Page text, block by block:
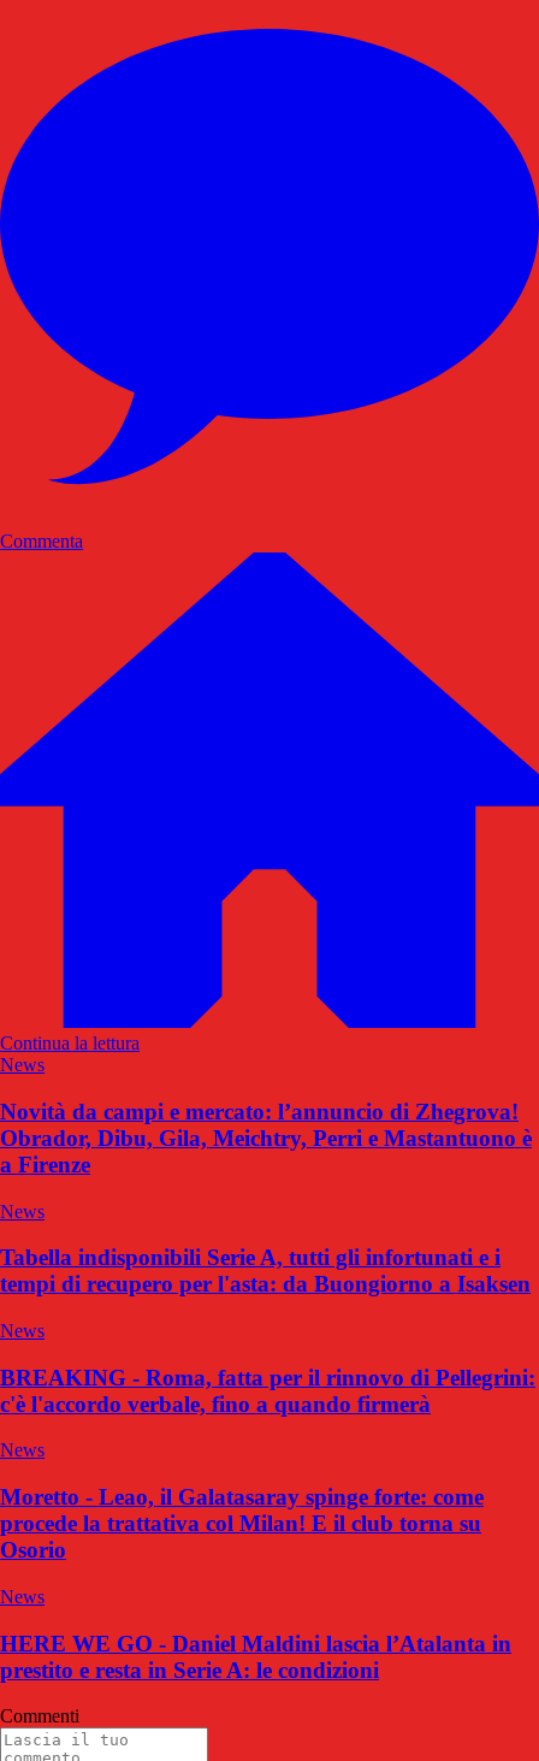
Commenta
Continua la lettura
News
Novità da campi e mercato: l’annuncio di Zhegrova!
Obrador, Dibu, Gila, Meichtry, Perri e Mastantuono è
a Firenze
News
Tabella indisponibili Serie A, tutti gli infortunati e i
tempi di recupero per l'asta: da Buongiorno a Isaksen
News
BREAKING - Roma, fatta per il rinnovo di Pellegrini:
c'è l'accordo verbale, fino a quando firmerà
News
Moretto - Leao, il Galatasaray spinge forte: come
procede la trattativa col Milan! E il club torna su
Osorio
News
HERE WE GO - Daniel Maldini lascia l’Atalanta in
prestito e resta in Serie A: le condizioni
Commenti